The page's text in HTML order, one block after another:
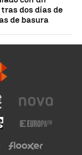
dos días de
de basura